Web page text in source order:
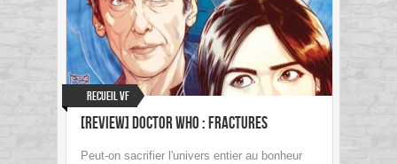
Recueil VF
[Review] Doctor Who : Fractures
Peut-on sacrifier l'univers entier au bonheur